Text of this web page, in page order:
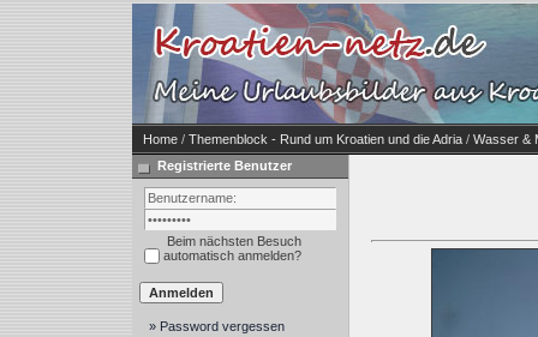
Home / Themenblock - Rund um Kroatien und die Adria / Wasser &
Registrierte Benutzer
Beim nächsten Besuch
automatisch anmelden?
» Password vergessen